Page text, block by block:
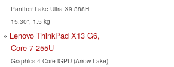
Panther Lake Ultra X9 388H,
15.30", 1.5 kg
Lenovo ThinkPad X13 G6,
Core 7 255U
Graphics 4-Core iGPU (Arrow Lake),